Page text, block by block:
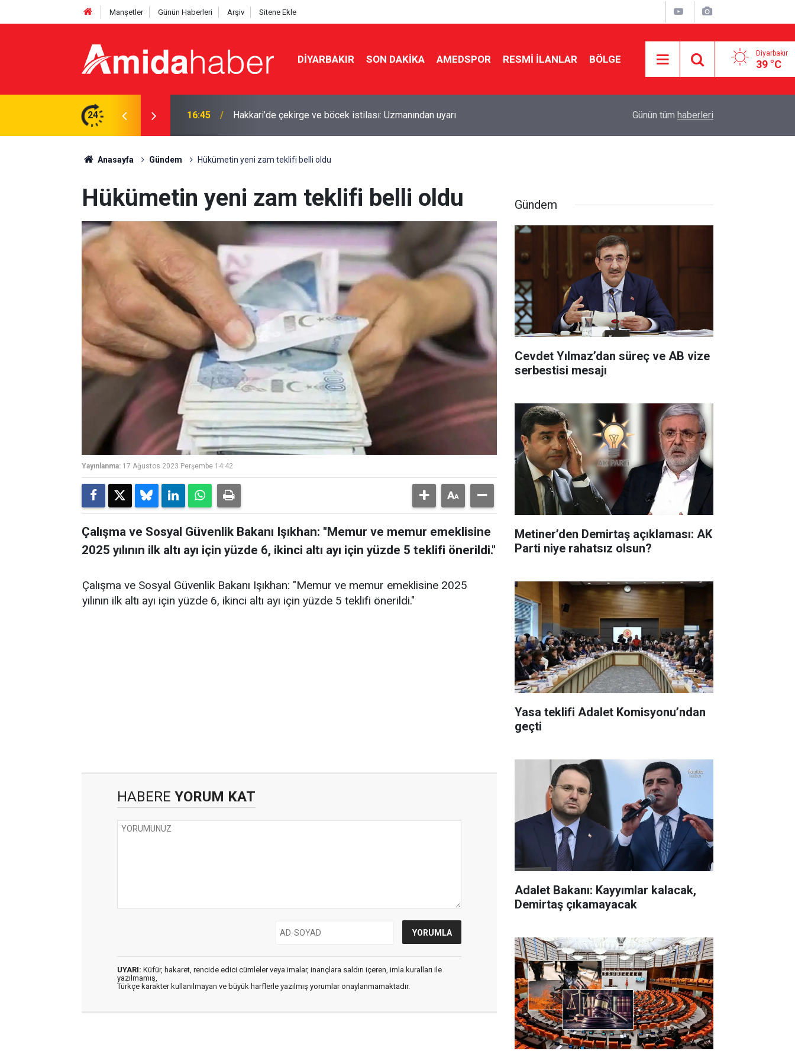
Manşetler Günün Haberleri Arşiv Sitene Ekle
DIYARBAKIR SON DAKIKA AMEDSPOR RESMI İLANLAR BÖLGE Diyarbakır
39 °C
24
Uzmanından uyarı 16:40 Van Gölü’nde sürüklenen 2 kişi kurtarıldı 47 derecelik sıcakta asfalt mesaisi
Günün tüm haberleri
Anasayfa Gündem Hükümetin yeni zam teklifi belli oldu
Hükümetin yeni zam teklifi belli oldu
Yayınlanma: 17 Ağustos 2023 Perşembe 14:42
Çalışma ve Sosyal Güvenlik Bakanı Işıkhan: "Memur ve memur emeklisine
2025 yılının ilk altı ayı için yüzde 6, ikinci altı ayı için yüzde 5 teklifi önerildi."
Çalışma ve Sosyal Güvenlik Bakanı Işıkhan: "Memur ve memur emeklisine 2025
yılının ilk altı ayı için yüzde 6, ikinci altı ayı için yüzde 5 teklifi önerildi."
HABERE YORUM KAT
UYARI: Küfür, hakaret, rencide edici cümleler veya imalar, inançlara saldırı içeren, imla kuralları ile
yazılmamış,
Türkçe karakter kullanılmayan ve büyük harflerle yazılmış yorumlar onaylanmamaktadır.
Gündem
Cevdet Yılmaz’dan süreç ve AB vize
serbestisi mesajı
Metiner’den Demirtaş açıklaması: AK
Parti niye rahatsız olsun?
Yasa teklifi Adalet Komisyonu’ndan
geçti
Adalet Bakanı: Kayyımlar kalacak,
Demirtaş çıkamayacak